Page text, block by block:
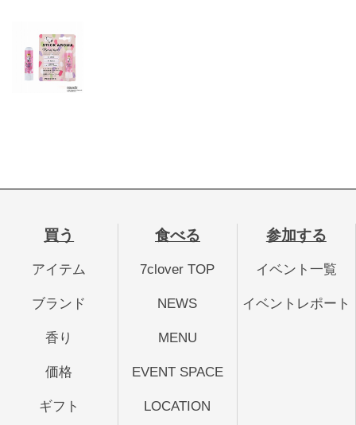
買う
アイテム
ブランド
香り
価格
ギフト
食べる
7clover TOP
NEWS
MENU
EVENT SPACE
LOCATION
参加する
イベント一覧
イベントレポート